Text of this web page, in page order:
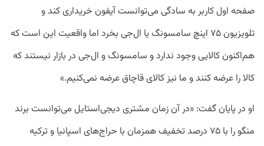
صفحه اول کاربر به سادگی می‌توانست آیفون خریداری کند و
تلویزیون ۷۵ اینچ سامسونگ یا ال‌جی بخرد اما واقعیت این است که
هم‌اکنون کالایی وجود ندارد و سامسونگ و ال‌جی در بازار نیستند که
کالا را عرضه کنند و ما نیز کالای قاچاق عرضه نمی‌کنیم.»
او در پایان گفت: «در آن زمان مشتری دیجی‌استایل می‌توانست برند
منگو را با ۷۵ درصد تخفیف همزمان با حراج‌های اسپانیا و ترکیه